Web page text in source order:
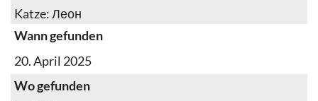
Katze: Леон
Wann gefunden
20. April 2025
Wo gefunden